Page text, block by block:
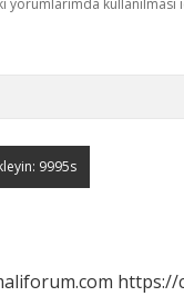
yorumlarımda
https://